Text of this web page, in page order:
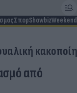
ΣπορShowbizWeekend
από